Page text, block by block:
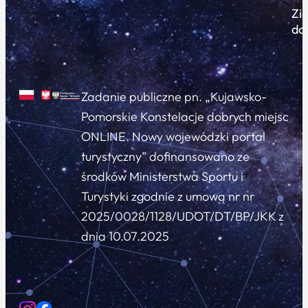
Zadanie publiczne pn. „Kujawsko-
Pomorskie Konstelacje dobrych miejsc
ONLINE. Nowy wojewódzki portal
turystyczny” dofinansowano ze
środków Ministerstwa Sportu i
Turystyki zgodnie z umową nr nr
2025/0028/1128/UDOT/DT/BP/JKK z
dnia 10.07.2025